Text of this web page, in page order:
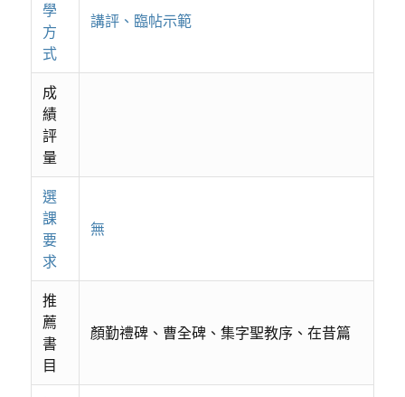
學
方
式
講評、臨帖示範
成
績
評
量
選
課
要
求
無
推
薦
書
目
顏勤禮碑、曹全碑、集字聖教序、在昔篇